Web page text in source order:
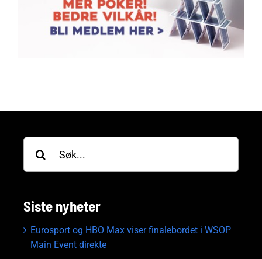
etter:
Siste nyheter
Eurosport og HBO Max viser finalebordet i WSOP
Main Event direkte